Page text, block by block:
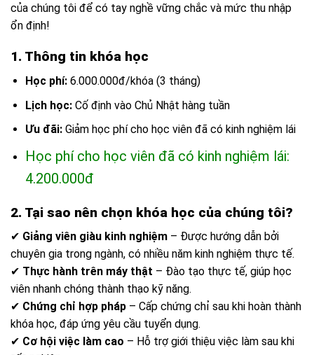
của chúng tôi để có tay nghề vững chắc và mức thu nhập
ổn định!
1. Thông tin khóa học
Học phí:6.000.000đ/khóa (3 tháng)
Lịch học:Cố định vào Chủ Nhật hàng tuần
Ưu đãi:Giảm học phí cho học viên đã có kinh nghiệm lái
Học phí cho học viên đã có kinh nghiệm lái:
4.200.000đ
2. Tại sao nên chọn khóa học của chúng tôi?
✔ Giảng viên giàu kinh nghiệm – Được hướng dẫn bởi
chuyên gia trong ngành, có nhiều năm kinh nghiệm thực tế.
✔ Thực hành trên máy thật – Đào tạo thực tế, giúp học
viên nhanh chóng thành thạo kỹ năng.
✔ Chứng chỉ hợp pháp – Cấp chứng chỉ sau khi hoàn thành
khóa học, đáp ứng yêu cầu tuyển dụng.
✔ Cơ hội việc làm cao – Hỗ trợ giới thiệu việc làm sau khi